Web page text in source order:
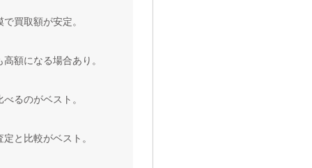
買取額が安定。
額になる場合あり。
るのがベスト。
と比較がベスト。